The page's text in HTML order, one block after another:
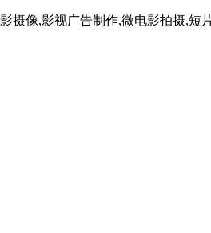
摄像,影视广告制作,微电影拍摄,短